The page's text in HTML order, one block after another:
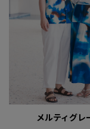
メルティグレ